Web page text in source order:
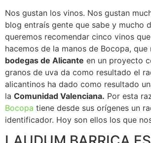
Nos gustan los vinos. Nos gustan
blog entraís gente que sabe y mucho
queremos recomendar cinco vinos
hacemos de la manos de Bocopa,
bodegas de Alicante en un proyecto
granos de uva da como resultado el
alicantinos ha dado como resultado
la Comunidad Valenciana. Por esta
Bocopa tiene desde sus orígenes un
identificador. Hoy son ellos los que